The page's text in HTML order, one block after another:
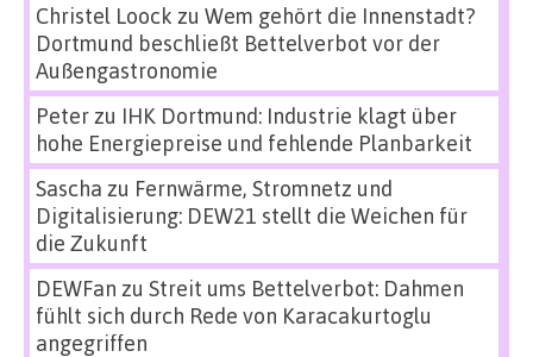
Christel Loock zu Wem gehört die Innenstadt?
Dortmund beschließt Bettelverbot vor der
Außengastronomie
Peterzu IHK Dortmund: Industrie klagt über
hohe Energiepreise und fehlende Planbarkeit
Sascha zu Fernwärme, Stromnetz und
Digitalisierung: DEW21 stellt die Weichen für
die Zukunft
DEWFan zu Streit ums Bettelverbot: Dahmen
fühlt sich durch Rede von Karacakurtoglu
angegriffen